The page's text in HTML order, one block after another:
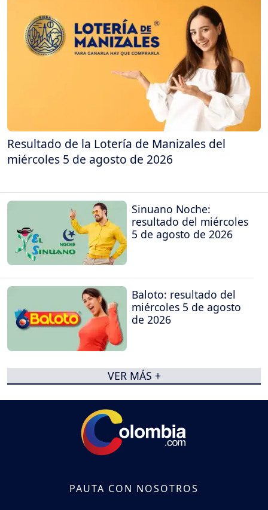
Resultado de la Lotería de Manizales del
miércoles 5 de agosto de 2026
Sinuano Noche:
resultado del miércoles
5 de agosto de 2026
Baloto: resultado del
miércoles 5 de agosto
de 2026
VER MÁS +
PAUTA CON NOSOTROS